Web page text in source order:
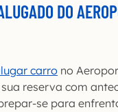
DO
carro no
reserva com
se para